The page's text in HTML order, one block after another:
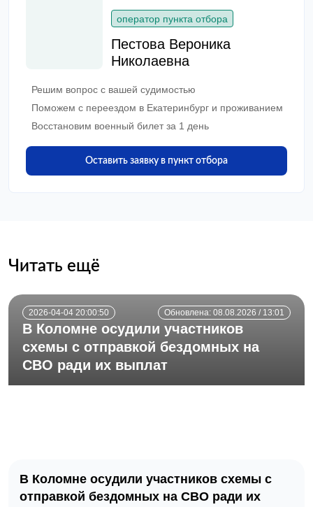
оператор пункта отбора
Пестова Вероника
Николаевна
Решим вопрос с вашей судимостью
Поможем с переездом в Екатеринбург и проживанием
Восстановим военный билет за 1 день
Оставить заявку в пункт отбора
Читать ещё
2026-04-04 20:00:50 Обновлена: 08.08.2026 / 13:01
В Коломне осудили участников
схемы с отправкой бездомных на
СВО ради их выплат
В Коломне осудили участников схемы с
отправкой бездомных на СВО ради их